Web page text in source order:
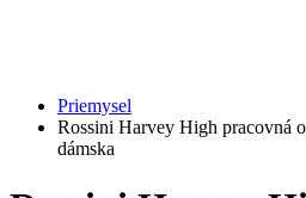
Priemysel
Rossini Harvey High pracovná
dámska